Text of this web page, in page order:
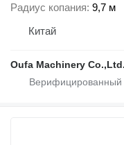
Радиус копания 9,7 м
Китай
Oufa Machinery Co.,Ltd.